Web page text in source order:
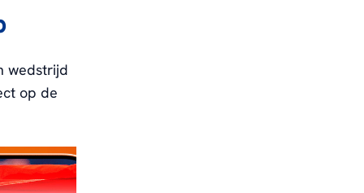
wedstrijd
op de